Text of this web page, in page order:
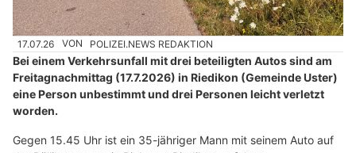
17.07.26 VON POLIZEI.NEWS REDAKTION
Bei einem Verkehrsunfall mit drei beteiligten Autos sind am
Freitagnachmittag (17.7.2026) in Riedikon (Gemeinde Uster)
eine Person unbestimmt und drei Personen leicht verletzt
worden.
Gegen 15.45 Uhr ist ein 35-jähriger Mann mit seinem Auto auf